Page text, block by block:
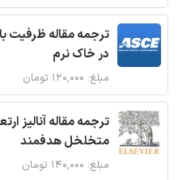
ترجمه مقاله ظرفیت
در خاک نرم
مبلغ: ۱۲۰,۰۰۰ تومان
ترجمه مقاله آنالیز
متخلخل هدفمند
مبلغ: ۱۴۰,۰۰۰ تومان